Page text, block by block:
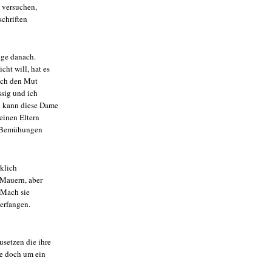
danach.
will, hat es
den Mut
und ich
diese Dame
Eltern
aber
sie
die ihre
doch um ein